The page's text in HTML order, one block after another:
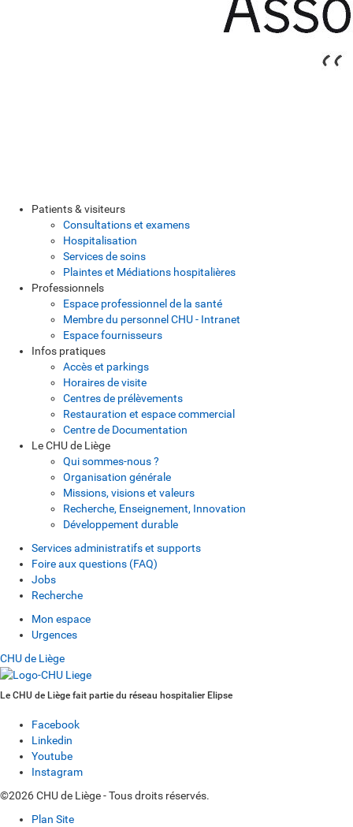
Patients & visiteurs
Consultations et examens
Hospitalisation
Services de soins
Plaintes et Médiations hospitalières
Professionnels
Espace professionnel de la santé
Membre du personnel CHU - Intranet
Espace fournisseurs
Infos pratiques
Accès et parkings
Horaires de visite
Centres de prélèvements
Restauration et espace commercial
Centre de Documentation
Le CHU de Liège
Qui sommes-nous ?
Organisation générale
Missions, visions et valeurs
Recherche, Enseignement, Innovation
Développement durable
Services administratifs et supports
Foire aux questions (FAQ)
Jobs
Recherche
Mon espace
Urgences
CHU de Liège
Le CHU de Liège fait partie du réseau hospitalier Elipse
Facebook
Linkedin
Youtube
Instagram
©2026 CHU de Liège - Tous droits réservés.
Plan Site